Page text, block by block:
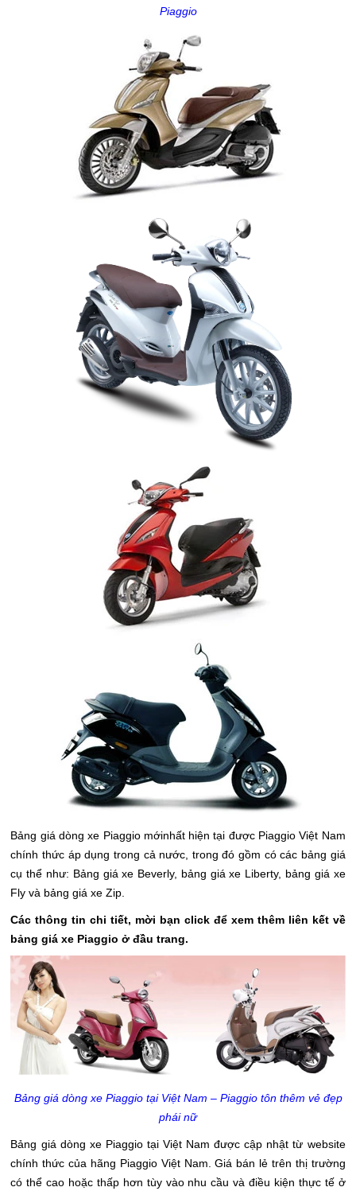
Piaggio
Bảng giá dòng xe Piaggio mớinhất hiện tại được Piaggio Việt Nam
chính thức áp dụng trong cả nước, trong đó gồm có các bảng giá
cụ thể như: Bảng giá xe Beverly, bảng giá xe Liberty, bảng giá xe
Fly và bảng giá xe Zip.
Các thông tin chi tiết, mời bạn click để xem thêm liên kết về
bảng giá xe Piaggio ở đầu trang.
Bảng giá dòng xe Piaggio tại Việt Nam – Piaggio tôn thêm vẻ đẹp
phái nữ
Bảng giá dòng xe Piaggio tại Việt Nam được cập nhật từ website
chính thức của hãng Piaggio Việt Nam. Giá bán lẻ trên thị trường
có thể cao hoặc thấp hơn tùy vào nhu cầu và điều kiện thực tế ở